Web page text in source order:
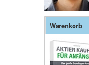
Warenkorb